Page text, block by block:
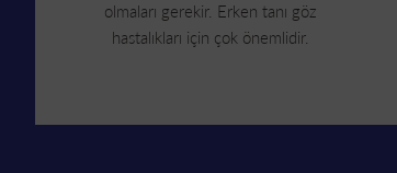
olmaları gerekir. Erken tanı göz
hastalıkları için çok önemlidir.